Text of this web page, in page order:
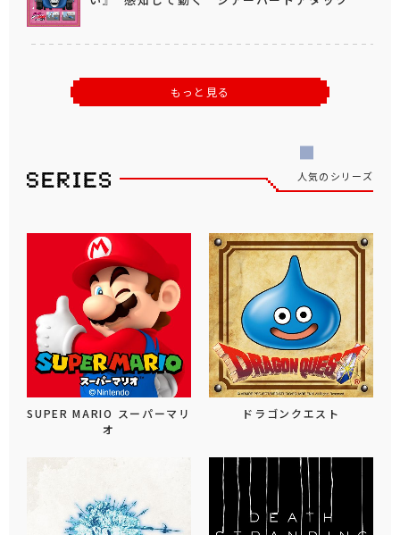
もっと見る
人気のシリーズ
SUPER MARIO スーパーマリ
オ
ドラゴンクエスト